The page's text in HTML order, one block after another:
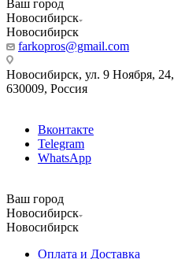
Ваш город
Новосибирск
Новосибирск
farkopros@gmail.com
Новосибирск, ул. 9 Ноября, 24,
630009, Россия
Вконтакте
Telegram
WhatsApp
Ваш город
Новосибирск
Новосибирск
Оплата и Доставка